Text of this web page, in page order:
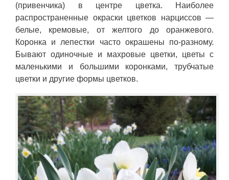
(привенчика) в центре цветка. Наиболее
распространенные окраски цветков нарциссов —
белые, кремовые, от желтого до оранжевого.
Коронка и лепестки часто окрашены по-разному.
Бывают одиночные и махровые цветки, цветы с
маленькими и большими коронками, трубчатые
цветки и другие формы цветков.